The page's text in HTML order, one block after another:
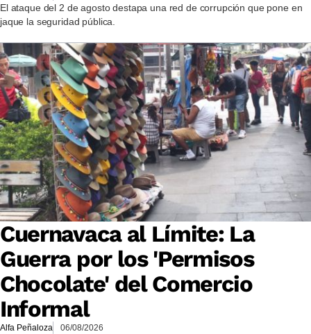
El ataque del 2 de agosto destapa una red de corrupción que pone en
jaque la seguridad pública.
Cuernavaca al Límite: La
Guerra por los 'Permisos
Chocolate' del Comercio
Informal
Alfa Peñaloza 06/08/2026